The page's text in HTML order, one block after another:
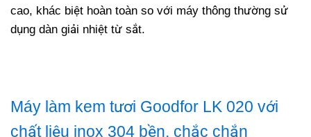
cao, khác biệt hoàn toàn so với máy thông thường sử
dụng dàn giải nhiệt từ sắt.
Máy làm kem tươi Goodfor LK 020 với
chất liệu inox 304 bền, chắc chắn